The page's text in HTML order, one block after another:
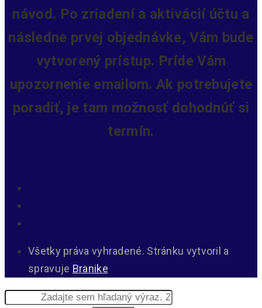
návod. Po zriadení a aktivácií účtu a
následne prvej objednávke, Vám bude
vytvorený prístup. Príde Vám
upozornenie emailom. Ak potrebujete
poradiť, je tam možnosť dohodnúť si
termín.
Všetky práva vyhradené. Stránku vytvoril a
spravuje Branike